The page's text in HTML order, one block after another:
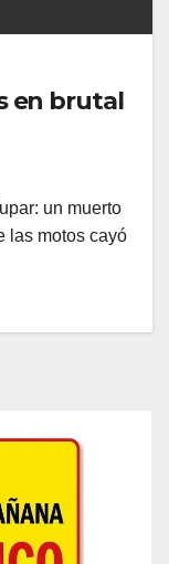
en brutal
un muerto
las motos cayó